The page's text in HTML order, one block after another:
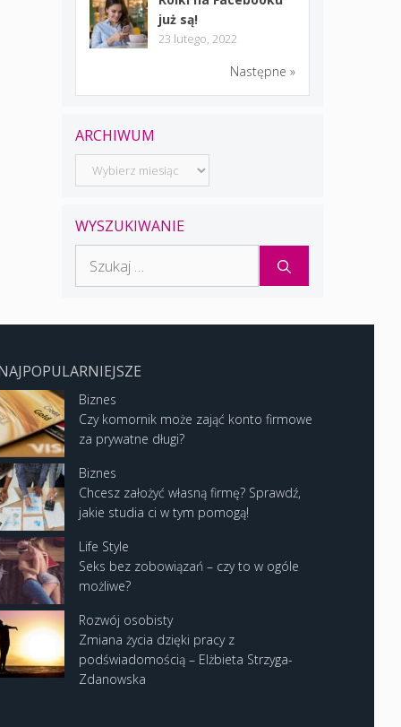
już są!
23 lutego, 2022
Następne »
ARCHIWUM
Archiwum
WYSZUKIWANIE
Biznes
Czy komornik może zająć konto firmowe
za prywatne długi?
Biznes
Chcesz założyć własną firmę? Sprawdź,
jakie studia ci w tym pomogą!
Life Style
Seks bez zobowiązań – czy to w ogóle
możliwe?
Rozwój osobisty
Zmiana życia dzięki pracy z
podświadomością – Elżbieta Strzyga-
Zdanowska